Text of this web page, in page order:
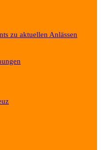
zu aktuellen Anlässen